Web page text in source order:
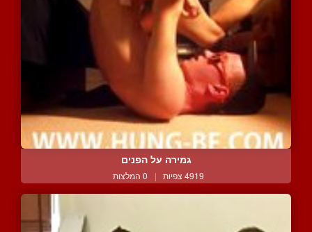
גמירה על הפנים
4919 צפיות | 0 המלצות